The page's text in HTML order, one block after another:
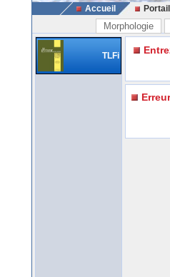
Accueil
Morphologie
TLFi
Erreur